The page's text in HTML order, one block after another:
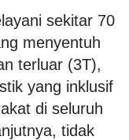
sekitar 70
menyentuh
terluar (3T),
yang inklusif
di seluruh
tidak